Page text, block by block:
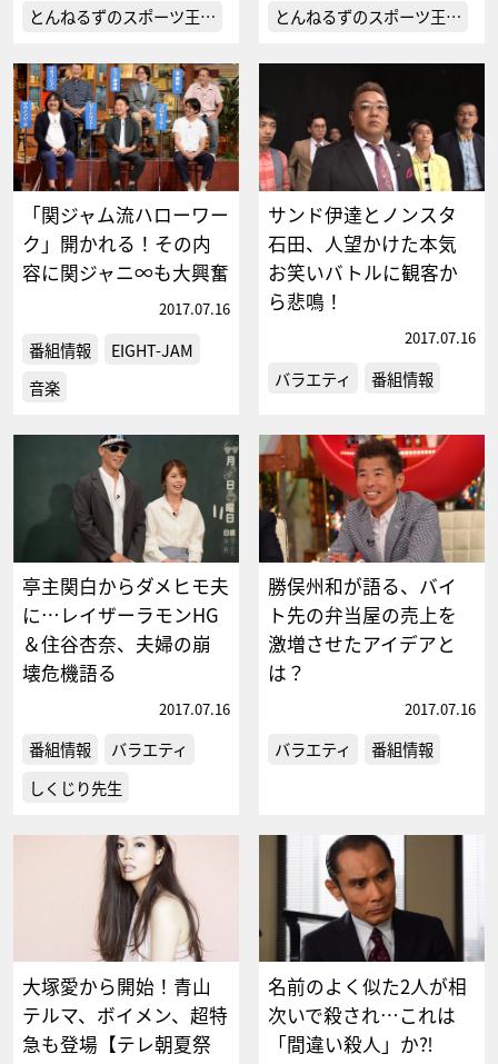
とんねるずのスポーツ王…
とんねるずのスポーツ王…
「関ジャム流ハローワー
ク」開かれる！その内
容に関ジャニ∞も大興奮
2017.07.16
番組情報
EIGHT-JAM
音楽
サンド伊達とノンスタ
石田、人望かけた本気
お笑いバトルに観客か
ら悲鳴！
2017.07.16
バラエティ 番組情報
亭主関白からダメヒモ夫
に…レイザーラモンHG
＆住谷杏奈、夫婦の崩
壊危機語る
2017.07.16
番組情報
バラエティ
しくじり先生
勝俣州和が語る、バイ
ト先の弁当屋の売上を
激増させたアイデアと
は？
2017.07.16
バラエティ 番組情報
大塚愛から開始！青山
テルマ、ボイメン、超特
急も登場【テレ朝夏祭
名前のよく似た2人が相
次いで殺され…これは
「間違い殺人」か⁈